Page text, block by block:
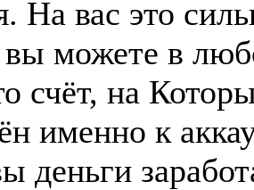
На вас это
можете в
счёт, на
именно к
деньги